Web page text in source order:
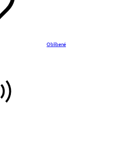
Oblíbené